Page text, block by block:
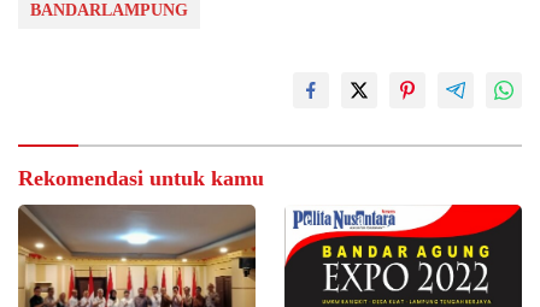
BANDARLAMPUNG
Rekomendasi untuk kamu